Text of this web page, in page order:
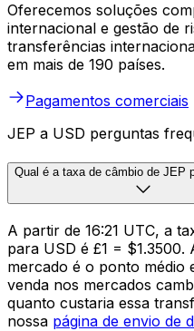
Oferecemos soluções
internacional e gestão de
transferências
em mais de 190 países.
Pagamentos comerciais
JEP a USD perguntas
Qual é a taxa de câmbio de JEP
A partir de 16:21 UTC, a
para USD é £1 = $1.3500.
mercado é o ponto médio
venda nos mercados
quanto custaria essa
nossa página de envio de